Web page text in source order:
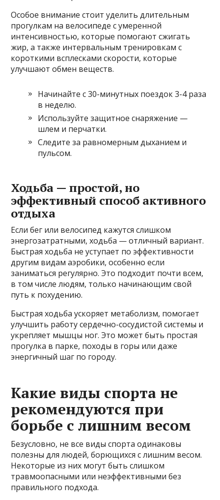
Особое внимание стоит уделить длительным
прогулкам на велосипеде с умеренной
интенсивностью, которые помогают сжигать
жир, а также интервальным тренировкам с
короткими всплесками скорости, которые
улучшают обмен веществ.
Начинайте с 30-минутных поездок 3-4 раза
в неделю.
Используйте защитное снаряжение —
шлем и перчатки.
Следите за равномерным дыханием и
пульсом.
Ходьба — простой, но
эффективный способ активного
отдыха
Если бег или велосипед кажутся слишком
энергозатратными, ходьба — отличный вариант.
Быстрая ходьба не уступает по эффективности
другим видам аэробики, особенно если
заниматься регулярно. Это подходит почти всем,
в том числе людям, только начинающим свой
путь к похудению.
Быстрая ходьба ускоряет метаболизм, помогает
улучшить работу сердечно-сосудистой системы и
укрепляет мышцы ног. Это может быть простая
прогулка в парке, походы в горы или даже
энергичный шаг по городу.
Какие виды спорта не
рекомендуются при
борьбе с лишним весом
Безусловно, не все виды спорта одинаковы
полезны для людей, борющихся с лишним весом.
Некоторые из них могут быть слишком
травмоопасными или неэффективными без
правильного подхода.